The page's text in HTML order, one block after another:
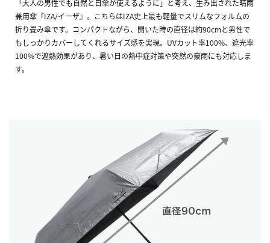
「大人の男性でも自然と日傘が使えるように」と考え、生み出された晴雨
兼用傘『IZA/イーザ』。こちらはIZA史上最も軽量でスリムなフォルムの
折り畳み傘です。コンパクトながら、開いた時の直径は約90cmと男性で
もしっかりカバーしてくれるサイズ感を実現。UVカット率100%、遮光率
100%で遮熱効果があり、暑い日の熱中症対策や突然の豪雨にも対応しま
す。